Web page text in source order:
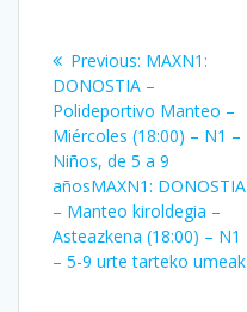
zehar
nabigatu
Previous: Previous
post:
MAXN1:
DONOSTIA –
Polideportivo Manteo –
Miércoles (18:00) – N1 –
Niños, de 5 a 9
añosMAXN1: DONOSTIA
– Manteo kiroldegia –
Asteazkena (18:00) – N1
– 5-9 urte tarteko umeak